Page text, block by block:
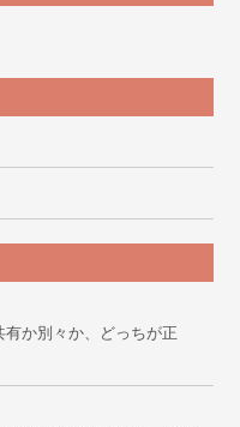
か別々か、どっちが正